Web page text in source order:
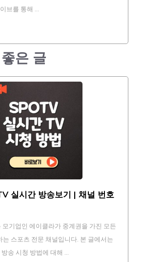
브를 통해 …
은 글
실시간 방송보기 | 채널 번호
모기업인 에이클라가 중계권을 가진 모든
는 스포츠 전문 채널입니다. 본 글에서는
송 시청 방법에 대해 …